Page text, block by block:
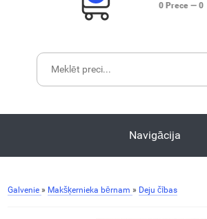
0Prece — 0
Navigācija
Galvenie » Makšķernieka bērnam » Deju čības